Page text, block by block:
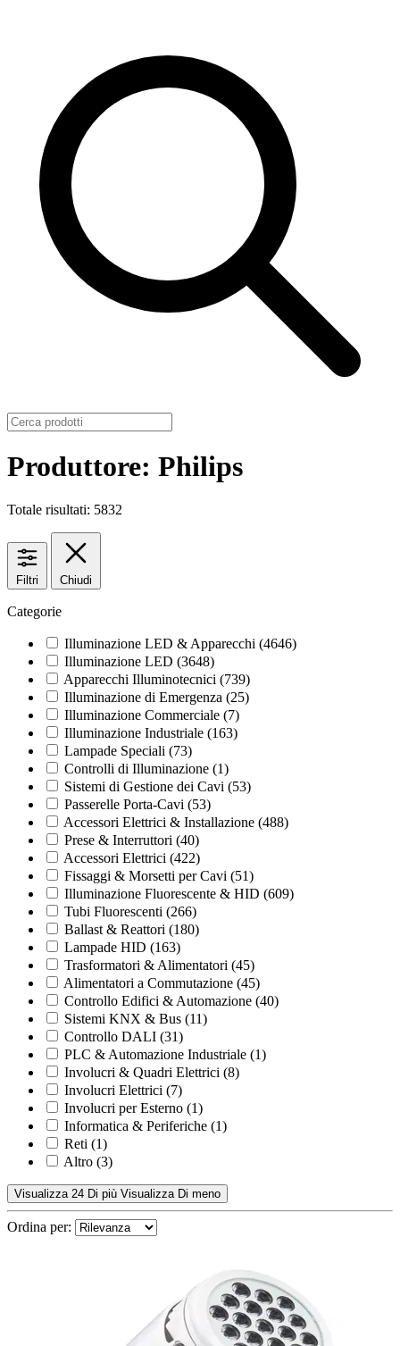
Produttore: Philips
Totale risultati: 5832
Filtri Chiudi
Categorie
Illuminazione LED & Apparecchi (4646)
Illuminazione LED (3648)
Apparecchi Illuminotecnici (739)
Illuminazione di Emergenza (25)
Illuminazione Commerciale (7)
Illuminazione Industriale (163)
Lampade Speciali (73)
Controlli di Illuminazione (1)
Sistemi di Gestione dei Cavi (53)
Passerelle Porta-Cavi (53)
Accessori Elettrici & Installazione (488)
Prese & Interruttori (40)
Accessori Elettrici (422)
Fissaggi & Morsetti per Cavi (51)
Illuminazione Fluorescente & HID (609)
Tubi Fluorescenti (266)
Ballast & Reattori (180)
Lampade HID (163)
Trasformatori & Alimentatori (45)
Alimentatori a Commutazione (45)
Controllo Edifici & Automazione (40)
Sistemi KNX & Bus (11)
Controllo DALI (31)
PLC & Automazione Industriale (1)
Involucri & Quadri Elettrici (8)
Involucri Elettrici (7)
Involucri per Esterno (1)
Informatica & Periferiche (1)
Reti (1)
Altro (3)
Visualizza 24 Di più Visualizza Di meno
Ordina per: